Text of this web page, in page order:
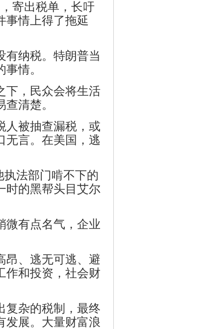
寄出税单，长吁
事情上得了拖延
有纳税。特朗普当
情。
下，民众会将生活
清楚。
人被抽查漏税，或
无言。在美国，逃
法部门啃不下的
时的黑帮头目艾尔
微有点名气，企业
昂、逃无可逃、避
作和投资，社会财
复杂的税制，最终
发展。大量财富浪